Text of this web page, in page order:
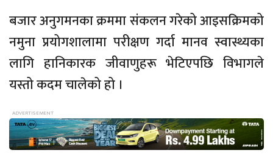
बजार अनुगमनका क्रममा संकलन गरेको आइसक्रिमको
नमुना प्रयोगशालामा परीक्षण गर्दा मानव स्वास्थ्यका
लागि हानिकारक जीवाणुहरू भेटिएपछि विभागले
यस्तो कदम चालेको हो ।